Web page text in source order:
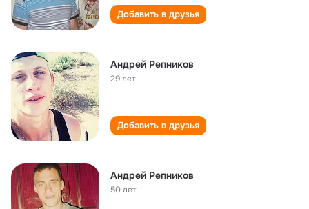
Добавить в друзья
Андрей Репников
29 лет
Добавить в друзья
Андрей Репников
50 лет